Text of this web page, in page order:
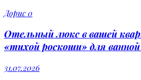
Дорис0
Отельный люкс в вашей
«тихой роскоши» для
31.07.2026